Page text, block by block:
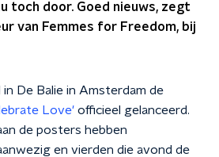
toch door. Goed nieuws, zegt
van Femmes for Freedom, bij
De Balie in Amsterdam de
Love' officieel gelanceerd.
de posters hebben
en vierden die avond de